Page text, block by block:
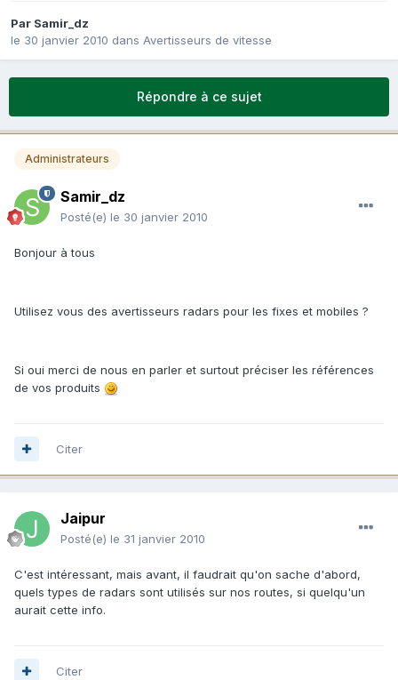
Par Samir_dz
le 30 janvier 2010 dans Avertisseurs de vitesse
Répondre à ce sujet
Administrateurs
Samir_dz
Posté(e) le 30 janvier 2010
Bonjour à tous
Utilisez vous des avertisseurs radars pour les fixes et mobiles ?
Si oui merci de nous en parler et surtout préciser les références
de vos produits
Citer
Jaipur
Posté(e) le 31 janvier 2010
C'est intéressant, mais avant, il faudrait qu'on sache d'abord,
quels types de radars sont utilisés sur nos routes, si quelqu'un
aurait cette info.
Citer